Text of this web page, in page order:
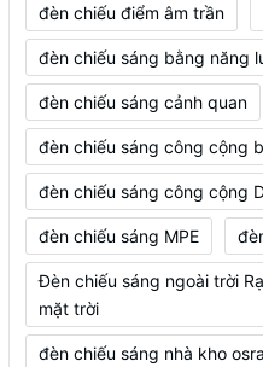
đèn chiếu điểm âm trần
đèn chiếu sáng bằng năng
đèn chiếu sáng cảnh quan
đèn chiếu sáng công cộng
đèn chiếu sáng công cộng
đèn chiếu sáng MPE
Đèn chiếu sáng ngoài trời
mặt trời
đèn chiếu sáng nhà kho